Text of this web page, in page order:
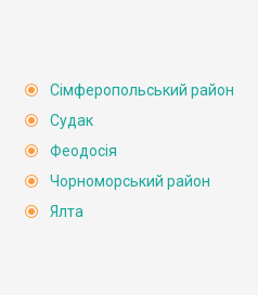
Сімферопольський район
Судак
Феодосія
Чорноморський район
Ялта